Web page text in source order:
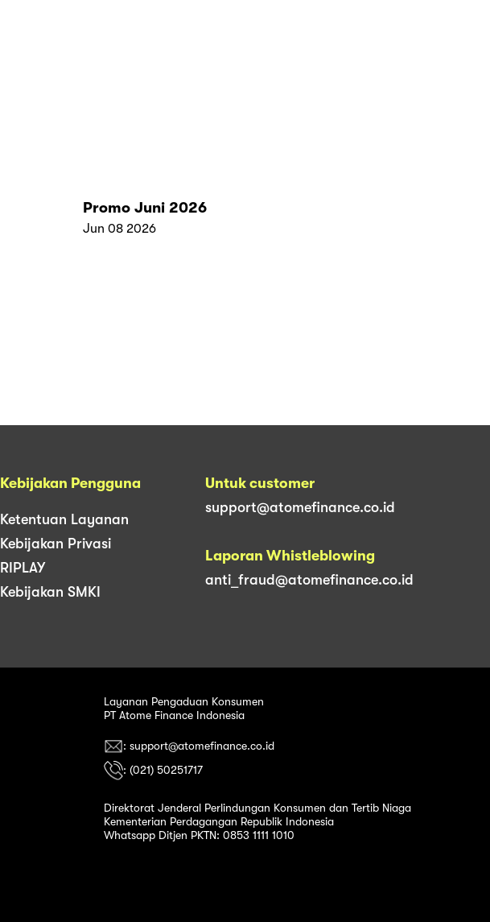
Promo Juni 2026
Jun 08 2026
Kebijakan Pengguna
Ketentuan Layanan
Kebijakan Privasi
RIPLAY
Kebijakan SMKI
Untuk customer
support@atomefinance.co.id
Laporan Whistleblowing
anti_fraud@atomefinance.co.id
Layanan Pengaduan Konsumen
PT Atome Finance Indonesia
: support@atomefinance.co.id
: (021) 50251717
Direktorat Jenderal Perlindungan Konsumen dan Tertib Niaga
Kementerian Perdagangan Republik Indonesia
Whatsapp Ditjen PKTN: 0853 1111 1010